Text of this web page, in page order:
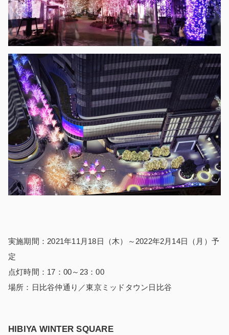
実施期間：2021年11月18日（木）～2022年2月14日（月）予
定
点灯時間：17：00～23：00
場所：日比谷仲通り／東京ミッドタウン日比谷
HIBIYA WINTER SQUARE